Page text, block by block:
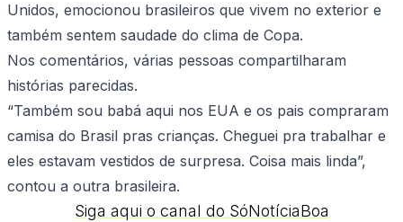
Unidos, emocionou brasileiros que vivem no exterior e
também sentem saudade do clima de Copa.
Nos comentários, várias pessoas compartilharam
histórias parecidas.
“Também sou babá aqui nos EUA e os pais compraram
camisa do Brasil pras crianças. Cheguei pra trabalhar e
eles estavam vestidos de surpresa. Coisa mais linda”,
contou a outra brasileira.
Siga aqui o canal do SóNotíciaBoa